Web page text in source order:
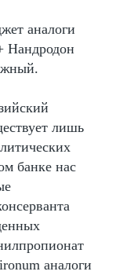
аналоги
Нандродон
лишь
банке нас
аналоги